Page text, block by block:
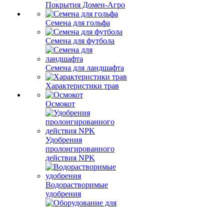
Покрытия Домен-Агро
Семена для гольфа
Семена для футбола
Семена для ландшафта
Характеристики трав
Осмокот
Удобрения
пролонгированного
действия NPK
Водорастворимые
удобрения